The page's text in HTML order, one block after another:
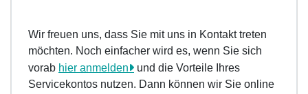
Wir freuen uns, dass Sie mit uns in Kontakt treten
möchten. Noch einfacher wird es, wenn Sie sich
vorab hier anmelden
und die Vorteile Ihres
Servicekontos nutzen. Dann können wir Sie online